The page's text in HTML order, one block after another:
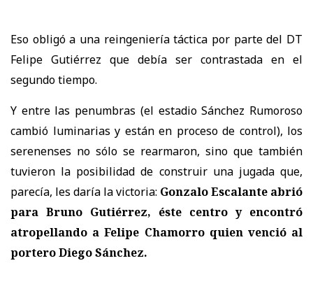
Eso obligó a una reingeniería táctica por parte del DT
Felipe Gutiérrez que debía ser contrastada en el
segundo tiempo.
Y entre las penumbras (el estadio Sánchez Rumoroso
cambió luminarias y están en proceso de control), los
serenenses no sólo se rearmaron, sino que también
tuvieron la posibilidad de construir una jugada que,
parecía, les daría la victoria: Gonzalo Escalante abrió
para Bruno Gutiérrez, éste centro y encontró
atropellando a Felipe Chamorro quien venció al
portero Diego Sánchez.